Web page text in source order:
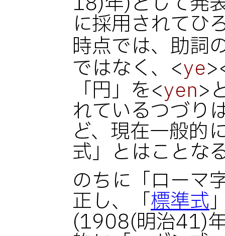
に採用されてひ
時点では、助詞
ではなく、<ye
「円」を<yen>
れているつづり
ど、現在一般的
式」とはことな
のちに「ローマ
正し、「標準式
(1908(明治41)